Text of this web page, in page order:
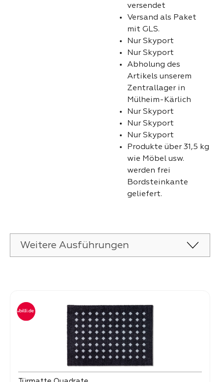
versendet
Versand als Paket
mit GLS.
Nur Skyport
Nur Skyport
Abholung des
Artikels unserem
Zentrallager in
Mülheim-Kärlich
Nur Skyport
Nur Skyport
Nur Skyport
Produkte über 31,5 kg
wie Möbel usw.
werden frei
Bordsteinkante
geliefert.
Weitere Ausführungen